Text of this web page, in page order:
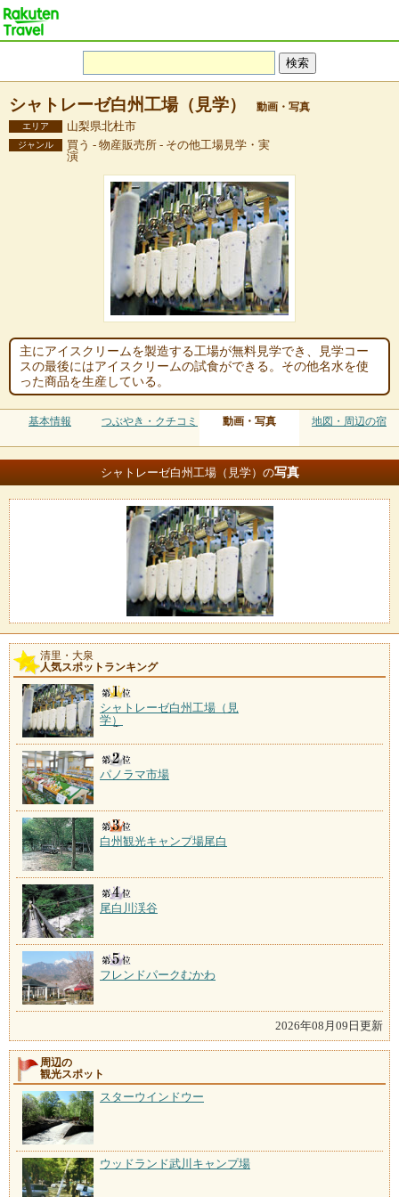
シャトレーゼ白州工場（見学） 動画・写真
エリア 山梨県北杜市
ジャンル
買う - 物産販売所 - その他工場見学・実
演
主にアイスクリームを製造する工場が無料見学でき、見学コー
スの最後にはアイスクリームの試食ができる。その他名水を使
った商品を生産している。
基本情報 つぶやき・クチコミ 動画・写真 地図・周辺の宿
シャトレーゼ白州工場（見学）の写真
清里・大泉
人気スポットランキング
シャトレーゼ白州工場（見
学）
パノラマ市場
白州観光キャンプ場尾白
尾白川渓谷
フレンドパークむかわ
2026年08月09日更新
周辺の
観光スポット
スターウインドウー
ウッドランド武川キャンプ場